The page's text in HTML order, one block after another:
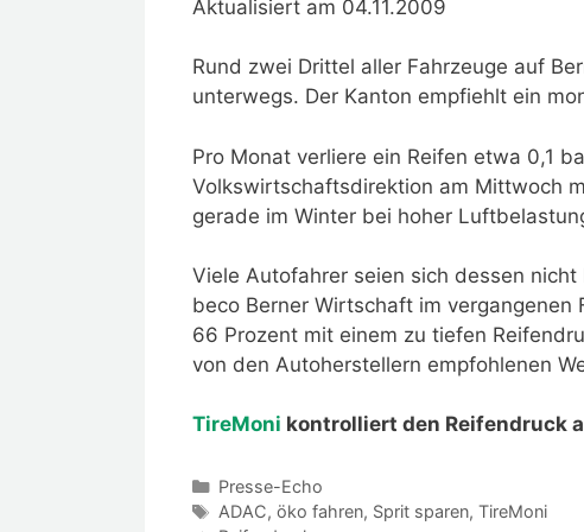
Aktualisiert am 04.11.2009
Rund zwei Drittel aller Fahrzeuge auf
unterwegs. Der Kanton empfiehlt ein
Pro Monat verliere ein Reifen etwa 0,1
Volkswirtschaftsdirektion am Mittwoch
gerade im Winter bei hoher
Viele Autofahrer seien sich dessen
beco Berner Wirtschaft im vergangenen
66 Prozent mit einem zu tiefen
von den Autoherstellern empfohlenen
TireMoni kontrolliert den Reifendruck
Kategorien
Presse-Echo
Schlagwörter
ADAC, öko fahren, Sprit sparen, TireMoni